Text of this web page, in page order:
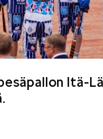
Itä-